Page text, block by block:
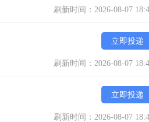
刷新时间：2026-08-07
立即投递
刷新时间：2026-08-07
立即投递
刷新时间：2026-08-07